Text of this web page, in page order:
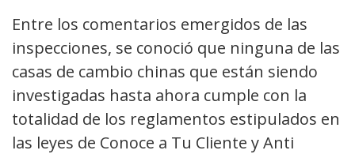
Entre los comentarios emergidos de las
inspecciones, se conoció que ninguna de las
casas de cambio chinas que están siendo
investigadas hasta ahora cumple con la
totalidad de los reglamentos estipulados en
las leyes de Conoce a Tu Cliente y Anti